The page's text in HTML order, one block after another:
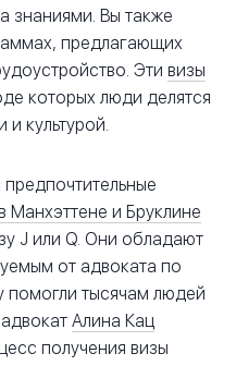
знаниями. Вы также
предлагающих
Эти визы
которых люди делятся
культурой.
и Бруклине
J или Q. Они обладают
от адвоката по
помогли тысячам людей
Алина Кац
получения визы